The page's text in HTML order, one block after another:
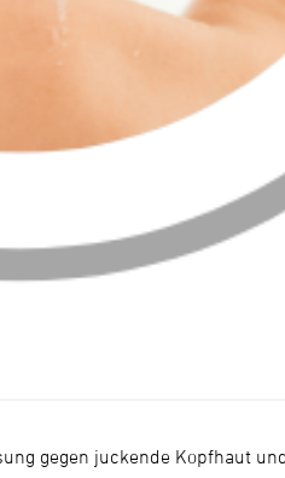
gegen juckende Kopfhaut